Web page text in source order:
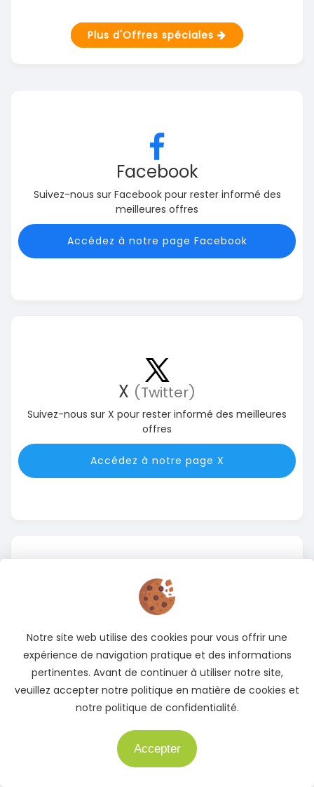
Plus d'Offres spéciales
Facebook
Suivez-nous sur Facebook pour rester informé des
meilleures offres
Accédez à notre page Facebook
X (Twitter)
Suivez-nous sur X pour rester informé des meilleures
offres
Accédez à notre page X
Instagram
Suivez-nous sur Instagram pour rester informé des
meilleures offres
Accédez à notre page Instagram
Notre site web utilise des cookies pour vous offrir une
expérience de navigation pratique et des informations
pertinentes. Avant de continuer à utiliser notre site,
veuillez accepter notre politique en matière de cookies et
notre politique de confidentialité.
Accepter